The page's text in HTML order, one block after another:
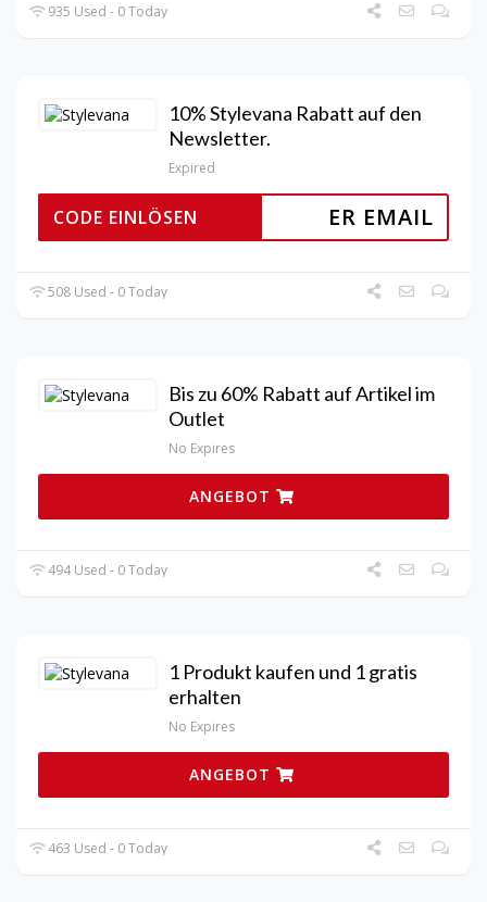
935 Used - 0 Today
10% Stylevana Rabatt auf den
Newsletter.
Expired
ER EMAIL
CODE EINLÖSEN
508 Used - 0 Today
Bis zu 60% Rabatt auf Artikel im
Outlet
No Expires
ANGEBOT
494 Used - 0 Today
1 Produkt kaufen und 1 gratis
erhalten
No Expires
ANGEBOT
463 Used - 0 Today